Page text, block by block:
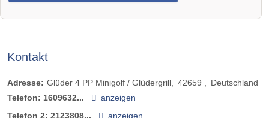
Kontakt
Adresse: Glüder 4 PP Minigolf / Glüdergrill 42659
Deutschland
Telefon: 1609632...
anzeigen
Telefon 2: 2123808...
anzeigen